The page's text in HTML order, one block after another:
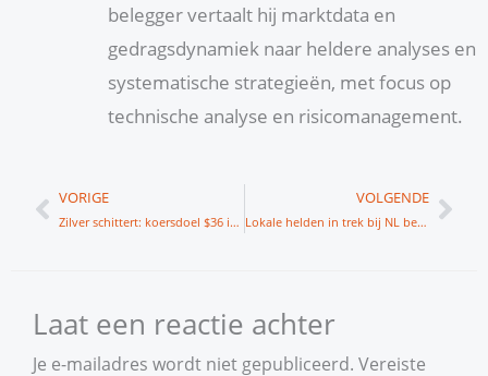
belegger vertaalt hij marktdata en
gedragsdynamiek naar heldere analyses en
systematische strategieën, met focus op
technische analyse en risicomanagement.
Vorige
VORIGE
Zilver schittert: koersdoel $36 in zicht
VOLGENDE
Lokale helden in trek bij NL beleggers
Laat een reactie achter
Je e-mailadres wordt niet gepubliceerd. Vereiste